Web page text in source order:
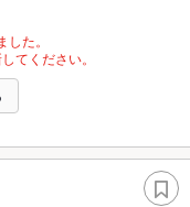
た。
てください。